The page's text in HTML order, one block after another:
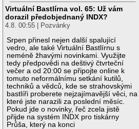
Virtuální Bastlírna vol. 65: Už vám
dorazil předobjednaný INDX?
4.8. 00:55 | Pozvánky
Srpen přinesl nejen další spalující
vedro, ale také Virtuální Bastlírnu s
neméně žhavými novinkami. Využijte
tedy předpovědi na deštivý čtvrteční
večer a od 20:00 se připojte online k
tomuto neformálnímu setkání kutilů,
techniků a vědců, kde se strahovskými
bastlíři proberete nejzajímavější věci, na
které jste narazili za poslední měsíc.
Pokud jde o novinky, řeč zcela jistě
přijde na systém INDX pro tiskárny
Průša, který na konci